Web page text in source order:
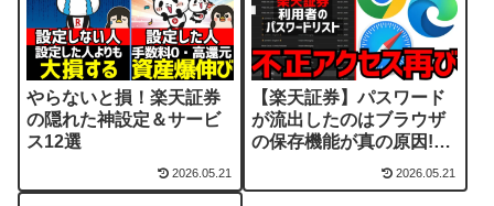
やらないと損！楽天証券
の隠れた神設定＆サービ
ス12選
2026.05.21
【楽天証券】パスワード
が流出したのはブラウザ
の保存機能が真の原因!?
根本的な対策方法を解説
2026.05.21